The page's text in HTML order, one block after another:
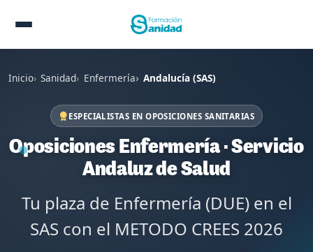
Inicio Sanidad Enfermería Andalucía (SAS)
ESPECIALISTAS EN OPOSICIONES SANITARIAS
Oposiciones Enfermería · Servicio
Andaluz de Salud
Tu plaza de Enfermería (DUE) en el
SAS con el METODO CREES 2026